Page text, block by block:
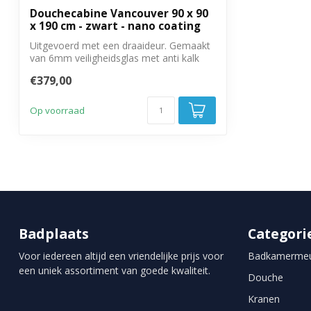
Douchecabine Vancouver 90 x 90
x 190 cm - zwart - nano coating
Uitgevoerd met een draaideur. Gemaakt
van 6mm veiligheidsglas met anti kalk
€379,00
Op voorraad
Badplaats
Voor iedereen altijd een vriendelijke prijs voor
een uniek assortiment van goede kwaliteit.
Douche
Kranen